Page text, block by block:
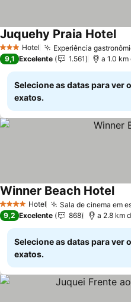
3 EstrelasHotel Experiência
Juquehy Praia Hotel
9,1 Excelente 1.561 a 1.0 km
Selecione as datas para ver
exatos.
4 EstrelasHotel Sala de cinema em
Winner Beach Hotel
9,2 Excelente 868 a 2.8 km
Selecione as datas para ver
exatos.